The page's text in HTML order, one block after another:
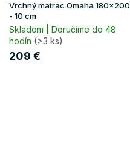
Vrchný matrac Omaha 180x200
- 10 cm
Skladom | Doručíme do 48
hodín (>3 ks)
209 €